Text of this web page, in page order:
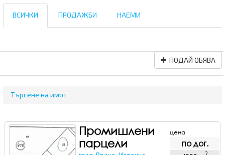
ВСИЧКИ ПРОДАЖБИ НАЕМИ
ПОДАЙ ОБЯВА
Търсене на имот
Промишлени
парцели
цена
по дог.